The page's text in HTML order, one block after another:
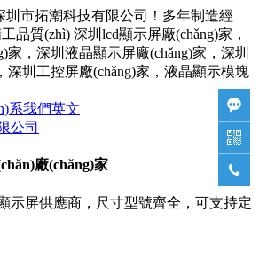
市拓潮科技有限公司！多年制造經
品質(zhì) 深圳lcd顯示屏廠(chǎng)家，
，深圳液晶顯示屏廠(chǎng)家，深圳
深圳工控屏廠(chǎng)家，液晶顯示模塊
系我們英文
廠(chǎng)家
屏供應商，尺寸型號齊全，可支持定


